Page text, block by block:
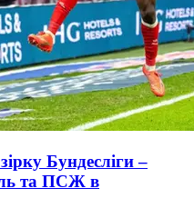
Бундесліги –
та ПСЖ в